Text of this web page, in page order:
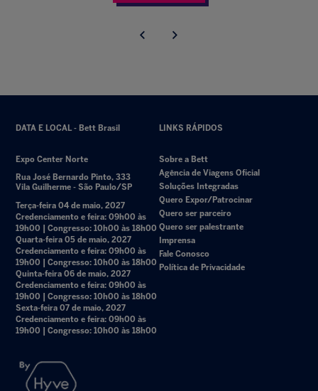
DATA E LOCAL - Bett Brasil
Expo Center Norte
Rua José Bernardo Pinto, 333
Vila Guilherme - São Paulo/SP
Terça-feira 04 de maio, 2027
Credenciamento e feira: 09h00 às
19h00 | Congresso: 10h00 às 18h00
Quarta-feira 05 de maio, 2027
Credenciamento e feira: 09h00 às
19h00 | Congresso: 10h00 às 18h00
Quinta-feira 06 de maio, 2027
Credenciamento e feira: 09h00 às
19h00 | Congresso: 10h00 às 18h00
Sexta-feira 07 de maio, 2027
Credenciamento e feira: 09h00 às
19h00 | Congresso: 10h00 às 18h00
LINKS RÁPIDOS
Sobre a Bett
Agência de Viagens Oficial
Soluções Integradas
Quero Expor/Patrocinar
Quero ser parceiro
Quero ser palestrante
Imprensa
Fale Conosco
Política de Privacidade